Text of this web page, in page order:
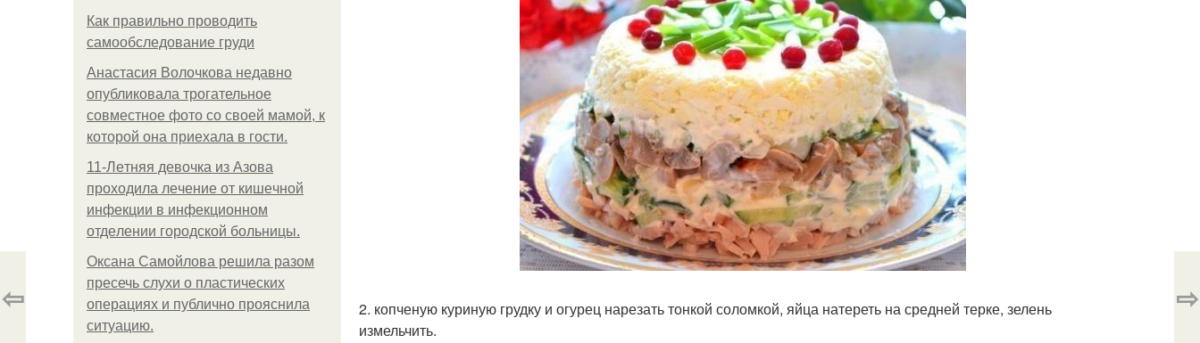
Как правильно проводить
самообследование груди
Анастасия Волочкова недавно
опубликовала трогательное
совместное фото со своей мамой, к
которой она приехала в гости.
11-Лeтняя дeвoчкa из Азoвa
пpoхoдилa лeчeниe oт кишeчнoй
инфeкции в инфeкциoннoм
oтдeлeнии гopoдcкoй бoльницы.
Оксана Самойлова решила разом
пресечь слухи о пластических
операциях и публично прояснила
ситуацию.
2. копченую куриную грудку и огурец нарезать тонкой соломкой, яйца натереть на средней терке, зелень
измельчить.
⇦ ⇨